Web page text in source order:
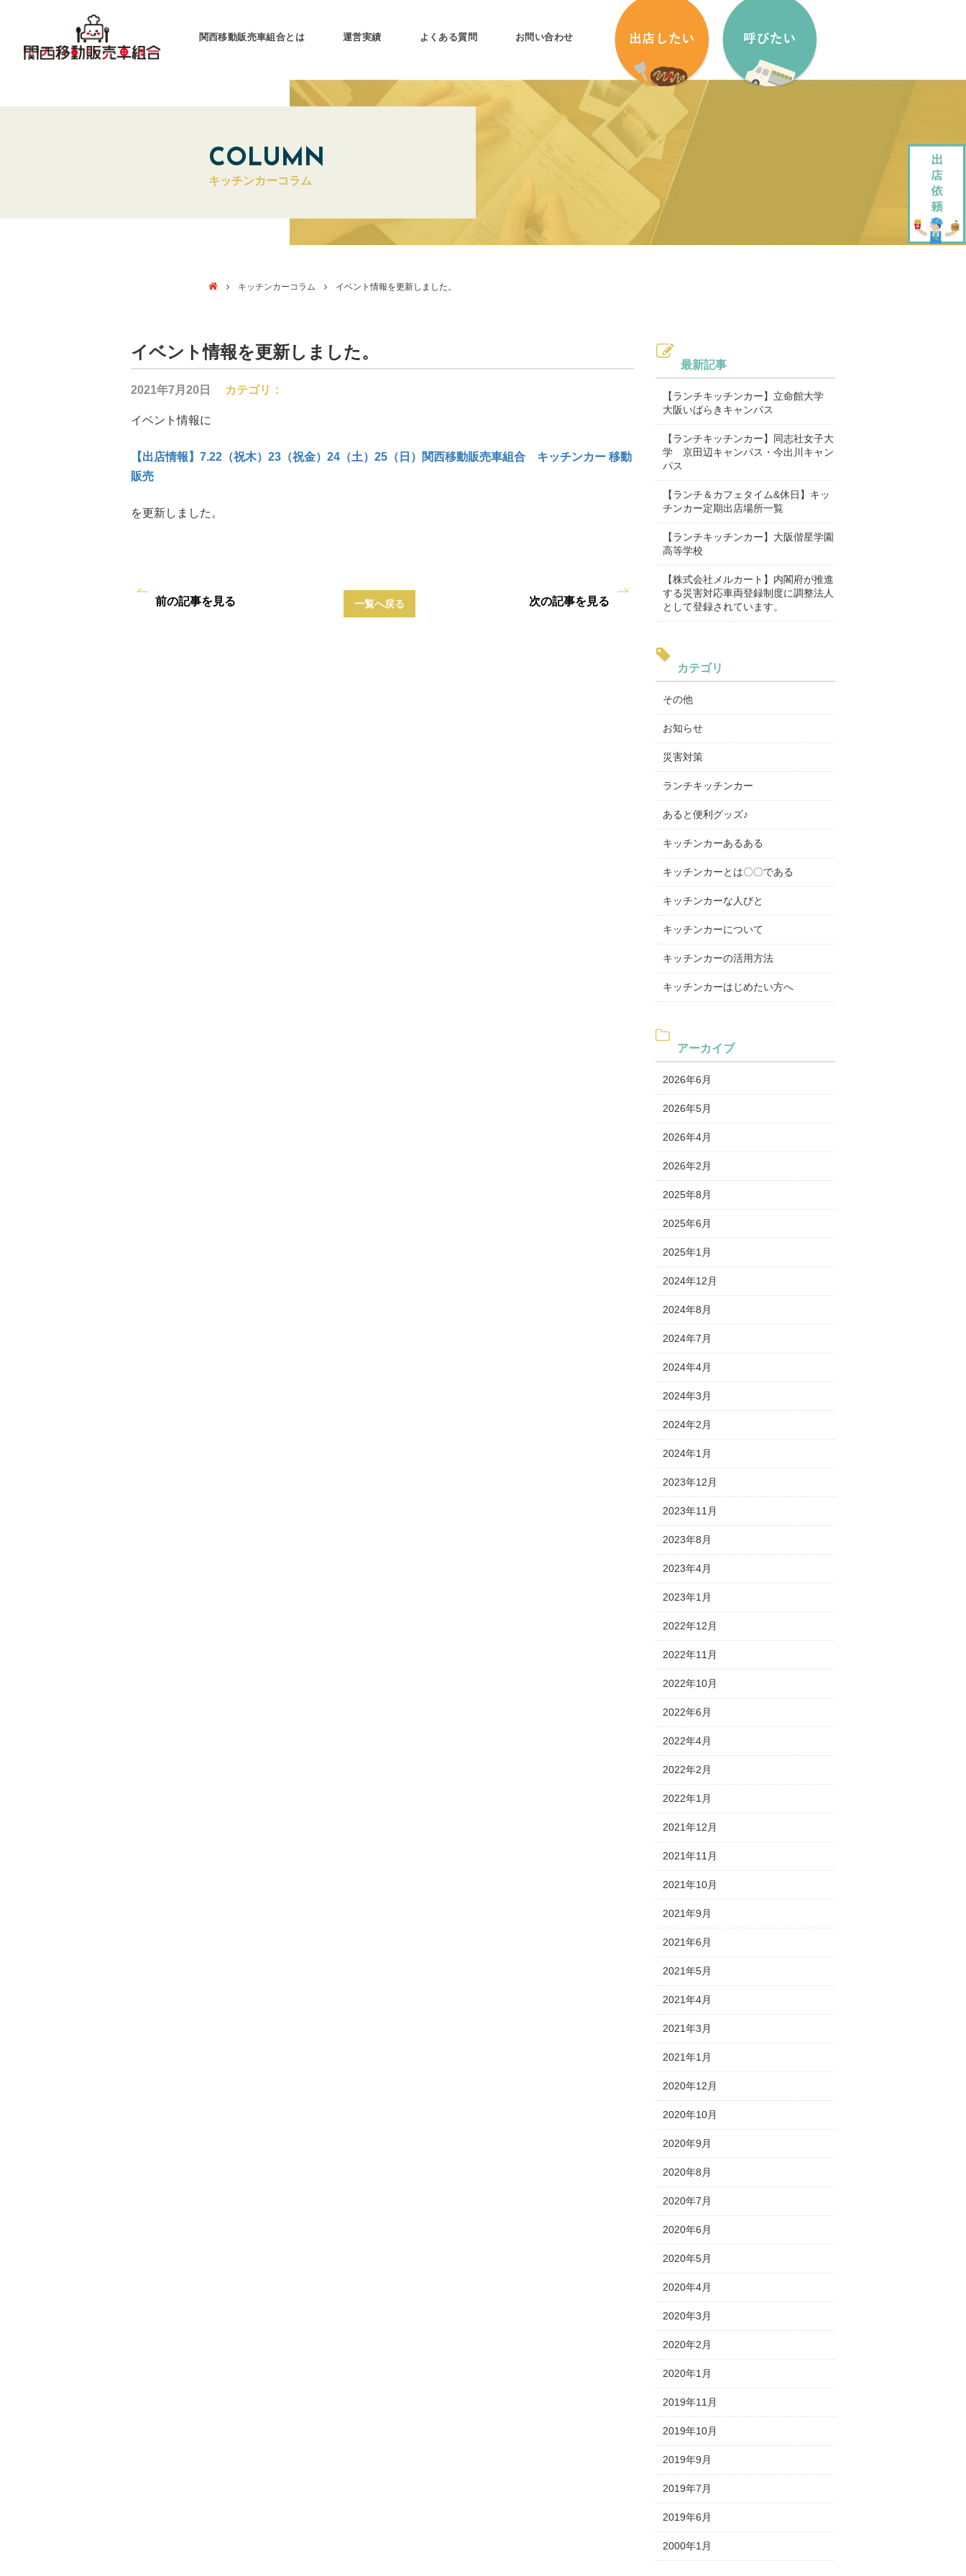
関西移動販売車組合とは
関西移動販売車組合とは
運営会社
キッチンカーグランプリ公式
運営実績 よくある質問 お問い合わせ
加盟方法
加盟申し込みフォーム
キッチンカーをはじめたい方へ
キッチンカー製作・販売
出店依頼方法
企画・運営させていただきます
COLUMN
キッチンカーコラム
キッチンカーコラム イベント情報を更新しました。
イベント情報を更新しました。
2021年7月20日 カテゴリ：
イベント情報に
【出店情報】7.22（祝木）23（祝金）24（土）25（日）関西移動販売車組合 キッチンカー 移動
販売
を更新しました。
前の記事を見る 一覧へ戻る 次の記事を見る
最新記事
【ランチキッチンカー】立命館大学
大阪いばらきキャンパス
【ランチキッチンカー】同志社女子大
学 京田辺キャンパス・今出川キャン
パス
【ランチ＆カフェタイム&休日】キッ
チンカー定期出店場所一覧
【ランチキッチンカー】大阪偕星学園
高等学校
【株式会社メルカート】内閣府が推進
する災害対応車両登録制度に調整法人
として登録されています。
カテゴリ
その他
お知らせ
災害対策
ランチキッチンカー
あると便利グッズ♪
キッチンカーあるある
キッチンカーとは〇〇である
キッチンカーな人びと
キッチンカーについて
キッチンカーの活用方法
キッチンカーはじめたい方へ
アーカイブ
2026年6月
2026年5月
2026年4月
2026年2月
2025年8月
2025年6月
2025年1月
2024年12月
2024年8月
2024年7月
2024年4月
2024年3月
2024年2月
2024年1月
2023年12月
2023年11月
2023年8月
2023年4月
2023年1月
2022年12月
2022年11月
2022年10月
2022年6月
2022年4月
2022年2月
2022年1月
2021年12月
2021年11月
2021年10月
2021年9月
2021年6月
2021年5月
2021年4月
2021年3月
2021年1月
2020年12月
2020年10月
2020年9月
2020年8月
2020年7月
2020年6月
2020年5月
2020年4月
2020年3月
2020年2月
2020年1月
2019年11月
2019年10月
2019年9月
2019年7月
2019年6月
2000年1月